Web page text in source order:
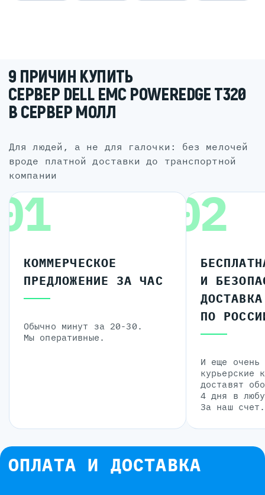
9 ПРИЧИН КУПИТЬ
СЕРВЕР DELL EMC POWEREDGE T320
В СЕРВЕР МОЛЛ
для людей, а не для галочки: без мелочей
вроде платной доставки до транспортной
компании
КОММЕРЧЕСКОЕ
ПРЕДЛОЖЕНИЕ ЗА ЧАС
Обычно минут за 20-30.
Мы оперативные.
02
И
ДОСТАВКА
ПО
И еще очень
курьерские
доставят
4 дня в
За наш счет.
ОПЛАТА И ДОСТАВКА